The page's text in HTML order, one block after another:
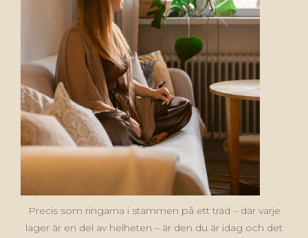
Precis som ringarna i stammen på ett träd – där varje
lager är en del av helheten – är den du är idag och det